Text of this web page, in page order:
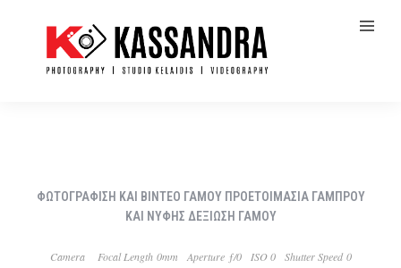
ΦΩΤΟΓΡΑΦΙΣΗ ΚΑΙ ΒΙΝΤΕΟ ΓΑΜΟΥ ΠΡΟΕΤΟΙΜΑΣΙΑ ΓΑΜΠΡΟΥ
ΚΑΙ ΝΥΦΗΣ ΔΕΞΙΩΣΗ ΓΑΜΟΥ
Camera Focal Length 0mm Aperture ƒ/0 ISO 0 Shutter Speed 0